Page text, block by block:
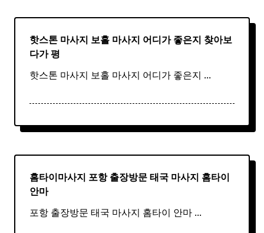
핫스톤 마사지 보홀 마사지 어디가 좋은지 찾아보
다가 평
핫스톤 마사지 보홀 마사지 어디가 좋은지 ...
홈타이마사지 포항 출장방문 태국 마사지 홈타이
안마​
포항 출장방문 태국 마사지 홈타이 안마​ ...